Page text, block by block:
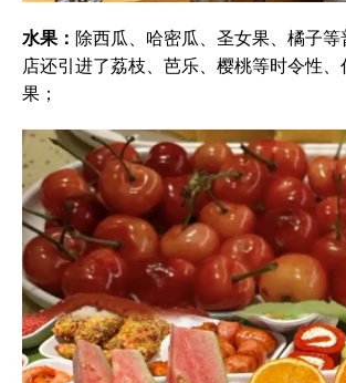
水果： 除西瓜、哈密瓜、圣女果、橘子等
店还引进了荔枝、芭乐、樱桃等时令性
果；